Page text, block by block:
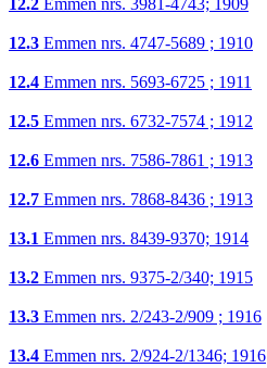
12.2 Emmen nrs. 3981-4743; 1909
12.3 Emmen nrs. 4747-5689 ; 1910
12.4 Emmen nrs. 5693-6725 ; 1911
12.5 Emmen nrs. 6732-7574 ; 1912
12.6 Emmen nrs. 7586-7861 ; 1913
12.7 Emmen nrs. 7868-8436 ; 1913
13.1 Emmen nrs. 8439-9370; 1914
13.2 Emmen nrs. 9375-2/340; 1915
13.3 Emmen nrs. 2/243-2/909 ; 1916
13.4 Emmen nrs. 2/924-2/1346; 1916